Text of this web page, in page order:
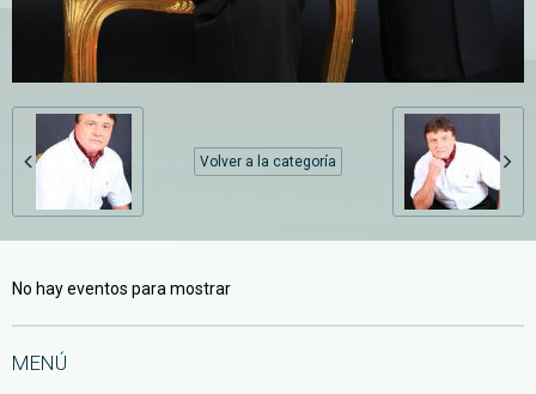
Volver a la categoría
No hay eventos para mostrar
MENÚ